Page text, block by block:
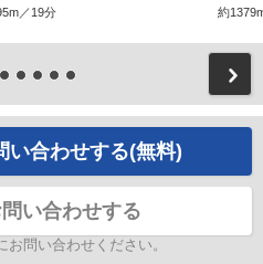
／19分 約
い合わせする(無料)
い合わせする
問い合わせください。